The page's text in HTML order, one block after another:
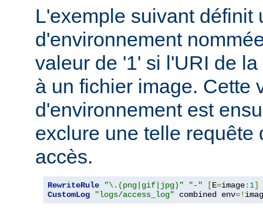
L'exemple suivant définit
d'environnement
valeur de '1' si l'URI de
à un fichier image. Cette
d'environnement est
exclure une telle requête
accès.
RewriteRule "\.(png|gif|jpg)" "-" [E=image: 1]
CustomLog
"logs/access_log" combined env=!